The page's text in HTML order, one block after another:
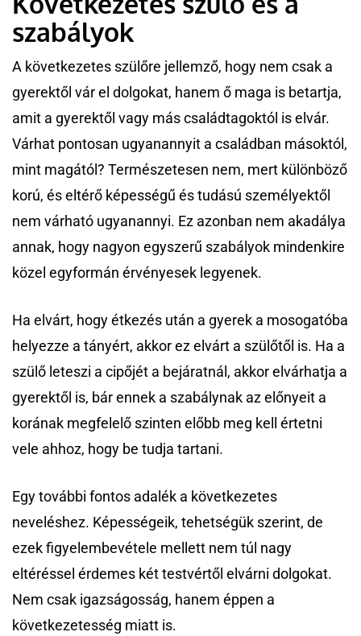
szabályok
A következetes szülőre jellemző, hogy nem csak a
gyerektől vár el dolgokat, hanem ő maga is betartja,
amit a gyerektől vagy más családtagoktól is elvár.
Várhat pontosan ugyanannyit a családban másoktól,
mint magától? Természetesen nem, mert különböző
korú, és eltérő képességű és tudású személyektől
nem várható ugyanannyi. Ez azonban nem akadálya
annak, hogy nagyon egyszerű szabályok mindenkire
közel egyformán érvényesek legyenek.
Ha elvárt, hogy étkezés után a gyerek a mosogatóba
helyezze a tányért, akkor ez elvárt a szülőtől is. Ha a
szülő leteszi a cipőjét a bejáratnál, akkor elvárhatja a
gyerektől is, bár ennek a szabálynak az előnyeit a
korának megfelelő szinten előbb meg kell értetni
vele ahhoz, hogy be tudja tartani.
Egy további fontos adalék a következetes
neveléshez. Képességeik, tehetségük szerint, de
ezek figyelembevétele mellett nem túl nagy
eltéréssel érdemes két testvértől elvárni dolgokat.
Nem csak igazságosság, hanem éppen a
következetesség miatt is.